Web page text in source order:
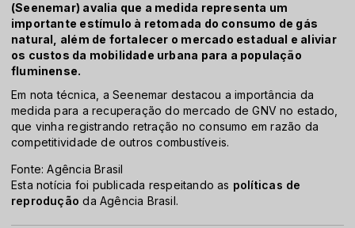
(Seenemar) avalia que a medida representa um
importante estímulo à retomada do consumo de gás
natural, além de fortalecer o mercado estadual e aliviar
os custos da mobilidade urbana para a população
fluminense.
Em nota técnica, a Seenemar destacou a importância da
medida para a recuperação do mercado de GNV no estado,
que vinha registrando retração no consumo em razão da
competitividade de outros combustíveis.
Fonte: Agência Brasil
Esta notícia foi publicada respeitando as políticas de
reprodução da Agência Brasil.